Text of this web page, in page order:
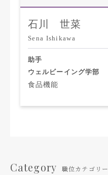
石川 世菜
Sena Ishikawa
助手
ウェルビーイング学部
食品機能
Category 職位カテゴリー